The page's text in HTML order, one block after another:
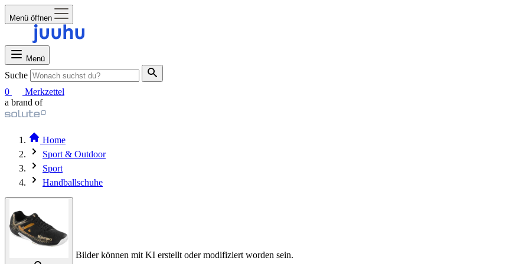
Menü öffnen
Menü
Suche
0
Merkzettel
a brand of
Home
Sport & Outdoor
Sport
Handballschuhe
Bilder können mit KI erstellt oder modifiziert worden sein.